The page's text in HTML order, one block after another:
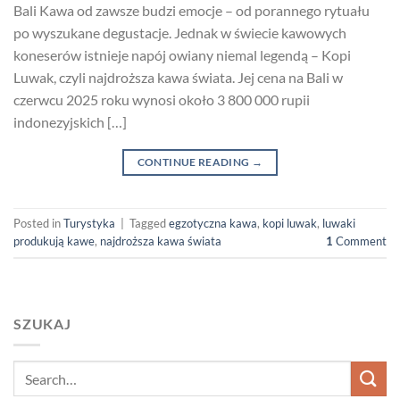
Bali Kawa od zawsze budzi emocje – od porannego rytuału
po wyszukane degustacje. Jednak w świecie kawowych
koneserów istnieje napój owiany niemal legendą – Kopi
Luwak, czyli najdroższa kawa świata. Jej cena na Bali w
czerwcu 2025 roku wynosi około 3 800 000 rupii
indonezyjskich […]
CONTINUE READING →
Posted inTurystyka Taggedegzotyczna kawa, kopi luwak, luwaki
produkują kawe, najdroższa kawa świata 1 Comment
SZUKAJ